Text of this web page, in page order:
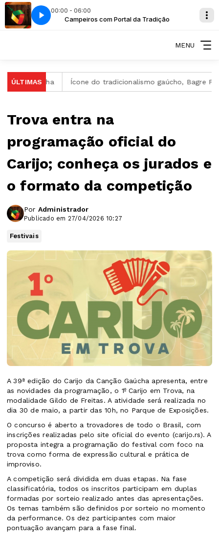
00:00 - 06:00
Campeiros com Portal da Tradição
Felipe Araújo Tropeiros - Abramo Machado e Felipe Araújo
MENU
ÚLTIMAS
Gaúcha Ícone do tradicionalismo gaúcho, Bagre
Trova entra na
programação oficial do
Carijo; conheça os jurados e
o formato da competição
Por Administrador
Publicado em 27/04/2026 10:27
Festivais
A 39ª edição do Carijo da Canção Gaúcha apresenta, entre
as novidades da programação, o 1º Carijo em Trova, na
modalidade Gildo de Freitas. A atividade será realizada no
dia 30 de maio, a partir das 10h, no Parque de Exposições.
O concurso é aberto a trovadores de todo o Brasil, com
inscrições realizadas pelo site oficial do evento (carijo.rs). A
proposta integra a programação do festival com foco na
trova como forma de expressão cultural e prática de
improviso.
A competição será dividida em duas etapas. Na fase
classificatória, todos os inscritos participam em duplas
formadas por sorteio realizado antes das apresentações.
Os temas também são definidos por sorteio no momento
da performance. Os dez participantes com maior
pontuação avançam para a fase final.